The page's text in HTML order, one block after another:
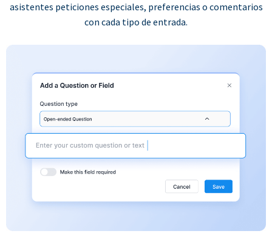
asistentes peticiones especiales, preferencias o comentarios
con cada tipo de entrada.